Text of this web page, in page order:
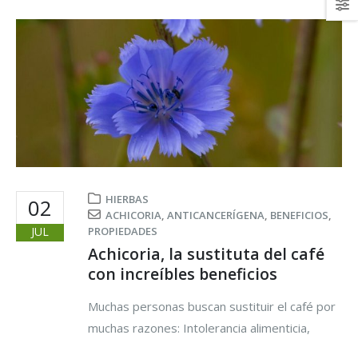
02
JUL
HIERBAS
ACHICORIA, ANTICANCERÍGENA, BENEFICIOS,
PROPIEDADES
Achicoria, la sustituta del café
con increíbles beneficios
Muchas personas buscan sustituir el café por
muchas razones: Intolerancia alimenticia,